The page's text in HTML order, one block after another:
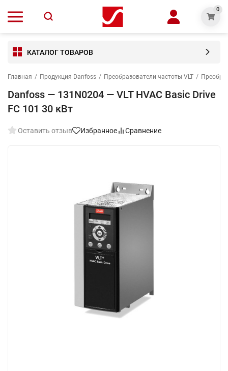
0
КАТАЛОГ ТОВАРОВ
Главная / Продукция Danfoss / Преобразователи частоты VLT /
Danfoss — 131N0204 — VLT HVAC Basic Drive
FC 101 30 кВт
Оставить отзыв Избранное Сравнение